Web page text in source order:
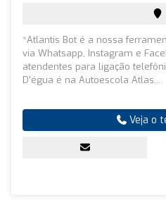
*Atlantis Bot é a nossa
via Whatsapp, Instagram e
atendentes para ligação
D'égua é na Autoescola Atlas...
Veja o